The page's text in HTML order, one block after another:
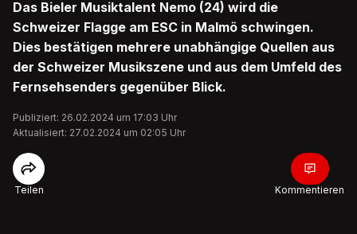
Das Bieler Musiktalent Nemo (24) wird die
Schweizer Flagge am ESC in Malmö schwingen.
Dies bestätigen mehrere unabhängige Quellen aus
der Schweizer Musikszene und aus dem Umfeld des
Fernsehsenders gegenüber Blick.
Publiziert: 26.02.2024 um 17:03 Uhr
Aktualisiert: 27.02.2024 um 02:05 Uhr
Teilen Kommentieren